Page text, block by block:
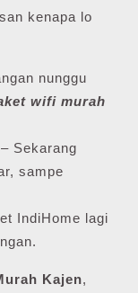
kenapa lo
nunggu
wifi murah
– Sekarang
sampe
IndiHome lagi
Kajen,